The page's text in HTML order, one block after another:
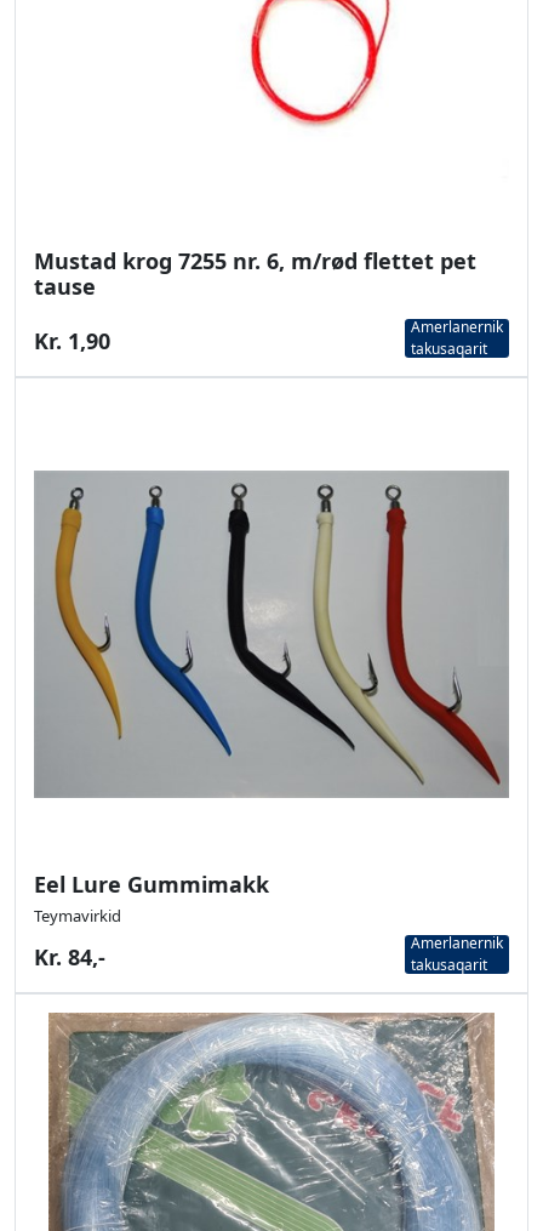
Mustad krog 7255 nr. 6, m/rød flettet pet
tause
Kr. 1,90
Amerlanernik
takusaqarit
Eel Lure Gummimakk
Teymavirkid
Kr. 84,-
Amerlanernik
takusaqarit